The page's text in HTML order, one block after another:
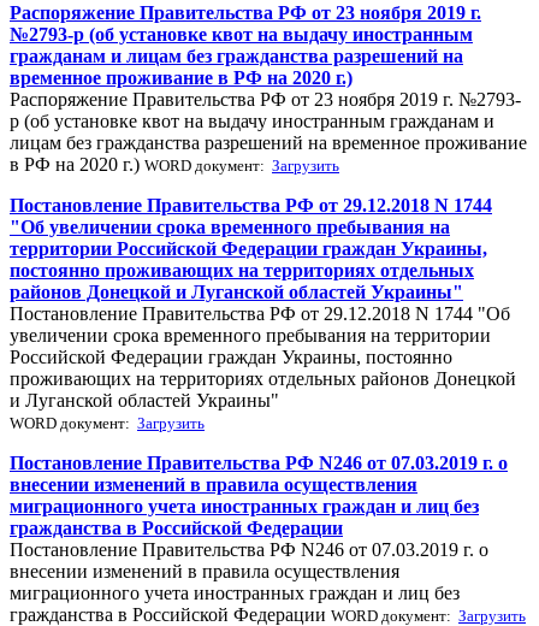
Распоряжение Правительства РФ от 23 ноября 2019 г.
№2793-р (об установке квот на выдачу иностранным
гражданам и лицам без гражданства разрешений на
временное проживание в РФ на 2020 г.)
Распоряжение Правительства РФ от 23 ноября 2019 г. №2793-
р (об установке квот на выдачу иностранным гражданам и
лицам без гражданства разрешений на временное проживание
в РФ на 2020 г.) WORD документ: Загрузить
Постановление Правительства РФ от 29.12.2018 N 1744
"Об увеличении срока временного пребывания на
территории Российской Федерации граждан Украины,
постоянно проживающих на территориях отдельных
районов Донецкой и Луганской областей Украины"
Постановление Правительства РФ от 29.12.2018 N 1744 "Об
увеличении срока временного пребывания на территории
Российской Федерации граждан Украины, постоянно
проживающих на территориях отдельных районов Донецкой
и Луганской областей Украины"
WORD документ: Загрузить
Постановление Правительства РФ N246 от 07.03.2019 г. о
внесении изменений в правила осуществления
миграционного учета иностранных граждан и лиц без
гражданства в Российской Федерации
Постановление Правительства РФ N246 от 07.03.2019 г. о
внесении изменений в правила осуществления
миграционного учета иностранных граждан и лиц без
гражданства в Российской Федерации WORD документ: Загрузить